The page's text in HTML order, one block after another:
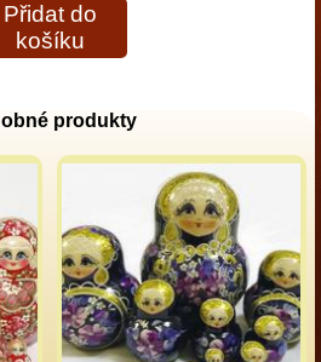
Přidat do
košíku
produkty